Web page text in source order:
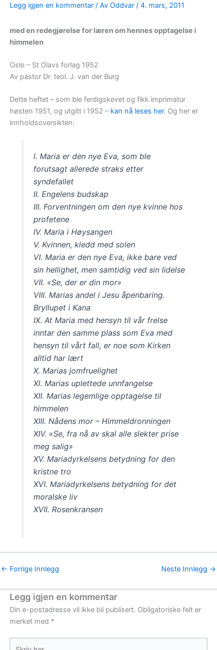
Legg igjen en kommentar / Av Oddvar / 4. mars, 2011
med en redegjørelse for læren om hennes opptagelse i
himmelen
Oslo – St Olavs forlag 1952
Av pastor Dr. teol. J. van der Burg
Dette heftet – som ble ferdigskevet og fikk imprimatur
høsten 1951, og utgitt i 1952 – kan nå leses her. Og her er
innholdsoversikten:
I. Maria er den nye Eva, som ble
forutsagt allerede straks etter
syndefallet
II. Engelens budskap
III. Forventningen om den nye kvinne hos
profetene
IV. Maria i Høysangen
V. Kvinnen, kledd med solen
VI. Maria er den nye Eva, ikke bare ved
sin hellighet, men samtidig ved sin lidelse
VII. «Se, der er din mor»
VIII. Marias andel i Jesu åpenbaring.
Bryllupet i Kana
IX. At Maria med hensyn til vår frelse
inntar den samme plass som Eva med
hensyn til vårt fall, er noe som Kirken
alltid har lært
X. Marias jomfruelighet
XI. Marias uplettede unnfangelse
XII. Marias legemlige opptagelse til
himmelen
XIII. Nådens mor – Himmeldronningen
XIV. «Se, fra nå av skal alle slekter prise
meg salig»
XV. Mariadyrkelsens betydning for den
kristne tro
XVI. Mariadyrkelsens betydning for det
moralske liv
XVII. Rosenkransen
← Forrige Innlegg Neste Innlegg →
Legg igjen en kommentar
Din e-postadresse vil ikke bli publisert. Obligatoriske felt er
merket med *